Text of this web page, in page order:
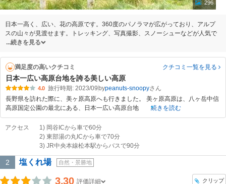
296
日本一高く、広い、花の高原です。360度のパノラマが広がっており、アルプ
スの山々が見渡せます。トレッキング、写真撮影、スノーシューなどが人気で
続きを見る
満足度の高いクチコミ クチコミ一覧を見る
日本一広い高原台地を誇る美しい高原
4.0 旅行時期: 2023/09 bypeanuts-snoopy
長野県を訪れた際に、美ヶ原高原へも行きました。 美ヶ原高原は、八ヶ岳中信
高原国定公園の最北にある、日本一広い高原台地
続きを読む
アクセス
1) 岡谷ICから車で60分
2) 東部湯の丸ICから車で70分
3) JR中央本線松本駅からバスで90分
2 塩くれ場 自然・景勝地
3.30 評価詳細 クリップ